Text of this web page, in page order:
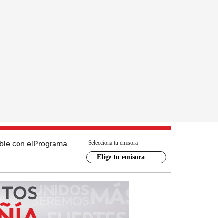
con el Programa Selecciona tu emisora
Elige tu emisora